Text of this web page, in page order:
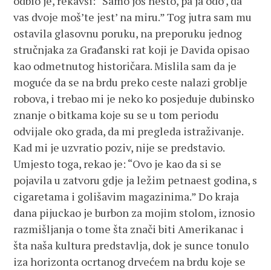
vas dvoje moš’te jest’ na miru.” Tog jutra sam mu
ostavila glasovnu poruku, na preporuku jednog
stručnjaka za Građanski rat koji je Davida opisao
kao odmetnutog historičara. Mislila sam da je
moguće da se na brdu preko ceste nalazi groblje
robova, i trebao mi je neko ko posjeduje dubinsko
znanje o bitkama koje su se u tom periodu
odvijale oko grada, da mi pregleda istraživanje.
Kad mi je uzvratio poziv, nije se predstavio.
Umjesto toga, rekao je: “Ovo je kao da si se
pojavila u zatvoru gdje ja ležim petnaest godina, s
cigaretama i golišavim magazinima.” Do kraja
dana pijuckao je burbon za mojim stolom, iznosio
razmišljanja o tome šta znači biti Amerikanac i
šta naša kultura predstavlja, dok je sunce tonulo
iza horizonta ocrtanog drvećem na brdu koje se